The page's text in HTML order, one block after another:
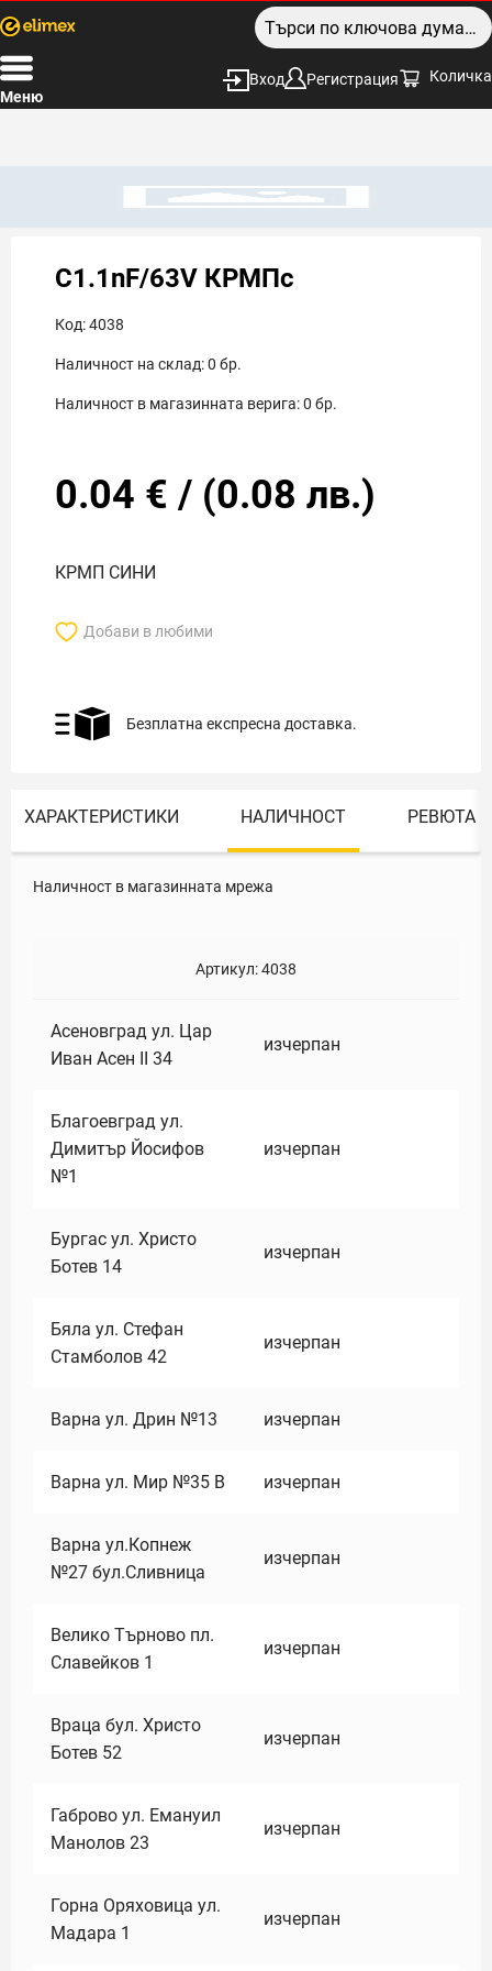
Меню
Вход Регистрация Количка
C1.1nF/63V КРМПс
Код:4038
Наличност на склад:0 бр.
Наличност в магазинната верига:0 бр.
0.04 € / (0.08 лв.)
КРМП СИНИ
Добави в любими
Безплатна експресна доставка.
ХАРАКТЕРИСТИКИ НАЛИЧНОСТ РЕВЮТА
Наличност в магазинната мрежа
Артикул:4038
Асеновград ул. Цар
Иван Асен II 34
изчерпан
Благоевград ул.
Димитър Йосифов
№1
изчерпан
Бургас ул. Христо
Ботев 14
изчерпан
Бяла ул. Стефан
Стамболов 42
изчерпан
Варна ул. Дрин №13 изчерпан
Варна ул. Мир №35 В изчерпан
Варна ул.Копнеж
№27 бул.Сливница
изчерпан
Велико Търново пл.
Славейков 1
изчерпан
Враца бул. Христо
Ботев 52
изчерпан
Габрово ул. Емануил
Манолов 23
изчерпан
Горна Оряховица ул.
Мадара 1
изчерпан